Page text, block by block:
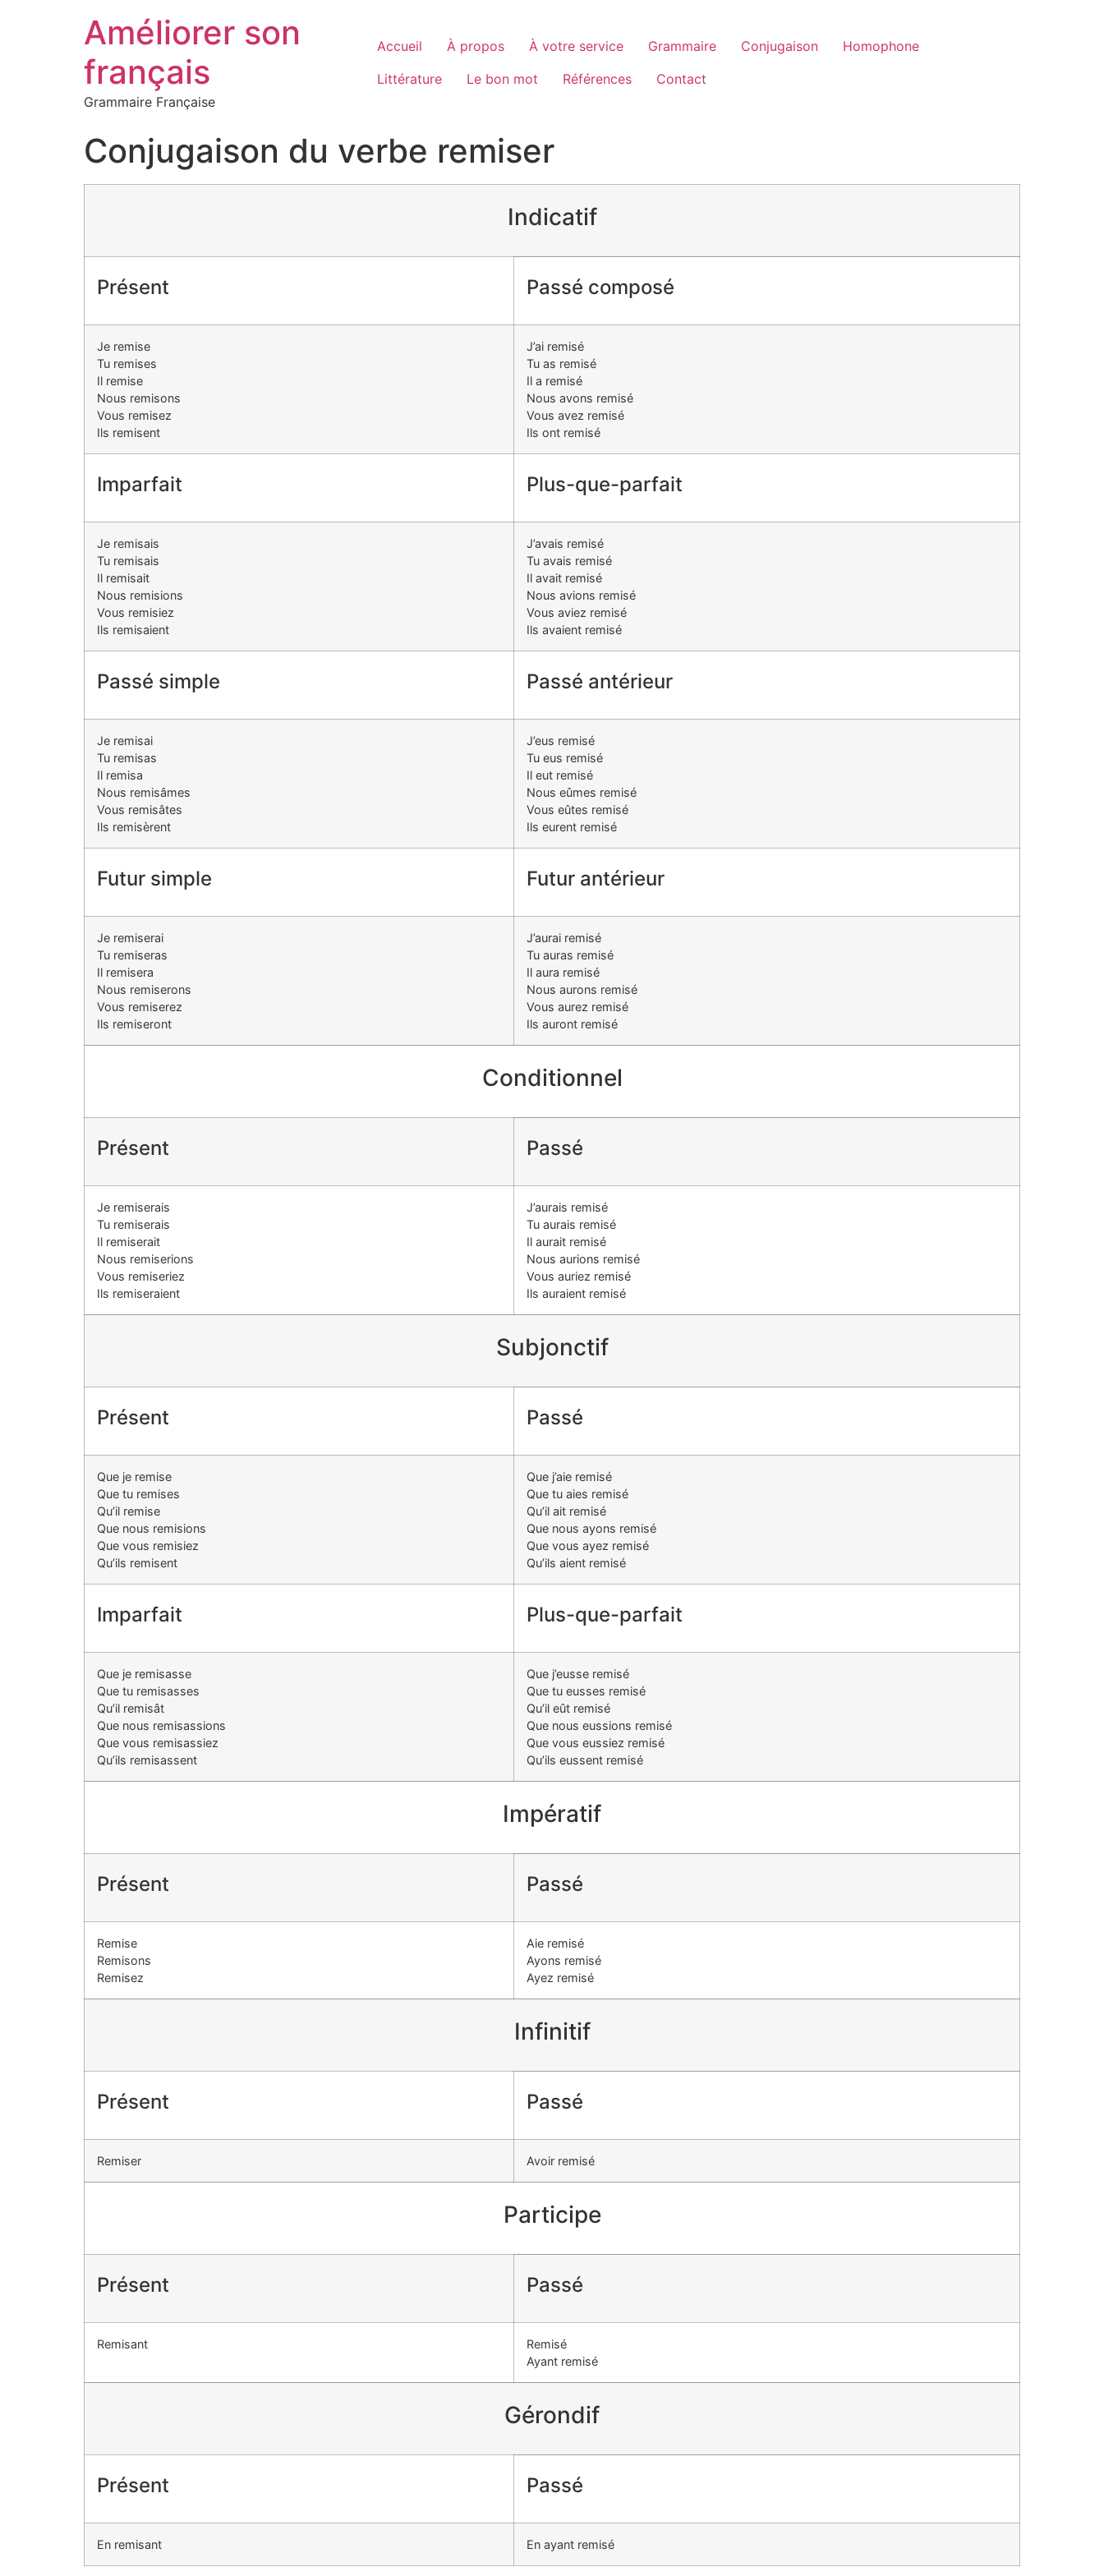
Améliorer son
français
Grammaire Française
Accueil À propos À votre service Grammaire Conjugaison
Homophone
Littérature
Le bon mot Références Contact
Conjugaison du verbe remiser
Indicatif
Présent Passé composé
Je remise
Tu remises
Il remise
Nous remisons
Vous remisez
Ils remisent
J’ai remisé
Tu as remisé
Il a remisé
Nous avons remisé
Vous avez remisé
Ils ont remisé
Imparfait Plus-que-parfait
Je remisais
Tu remisais
Il remisait
Nous remisions
Vous remisiez
Ils remisaient
J’avais remisé
Tu avais remisé
Il avait remisé
Nous avions remisé
Vous aviez remisé
Ils avaient remisé
Passé simple Passé antérieur
Je remisai
Tu remisas
Il remisa
Nous remisâmes
Vous remisâtes
Ils remisèrent
J’eus remisé
Tu eus remisé
Il eut remisé
Nous eûmes remisé
Vous eûtes remisé
Ils eurent remisé
Futur simple Futur antérieur
Je remiserai
Tu remiseras
Il remisera
Nous remiserons
Vous remiserez
Ils remiseront
J’aurai remisé
Tu auras remisé
Il aura remisé
Nous aurons remisé
Vous aurez remisé
Ils auront remisé
Conditionnel
Présent Passé
Je remiserais
Tu remiserais
Il remiserait
Nous remiserions
Vous remiseriez
Ils remiseraient
J’aurais remisé
Tu aurais remisé
Il aurait remisé
Nous aurions remisé
Vous auriez remisé
Ils auraient remisé
Subjonctif
Présent Passé
Que je remise
Que tu remises
Qu’il remise
Que nous remisions
Que vous remisiez
Qu’ils remisent
Que j’aie remisé
Que tu aies remisé
Qu’il ait remisé
Que nous ayons remisé
Que vous ayez remisé
Qu’ils aient remisé
Imparfait Plus-que-parfait
Que je remisasse
Que tu remisasses
Qu’il remisât
Que nous remisassions
Que vous remisassiez
Qu’ils remisassent
Que j’eusse remisé
Que tu eusses remisé
Qu’il eût remisé
Que nous eussions remisé
Que vous eussiez remisé
Qu’ils eussent remisé
Impératif
Présent Passé
Remise
Remisons
Remisez
Aie remisé
Ayons remisé
Ayez remisé
Infinitif
Présent Passé
Remiser Avoir remisé
Participe
Présent Passé
Remisant
Remisé
Ayant remisé
Gérondif
Présent Passé
En remisant En ayant remisé